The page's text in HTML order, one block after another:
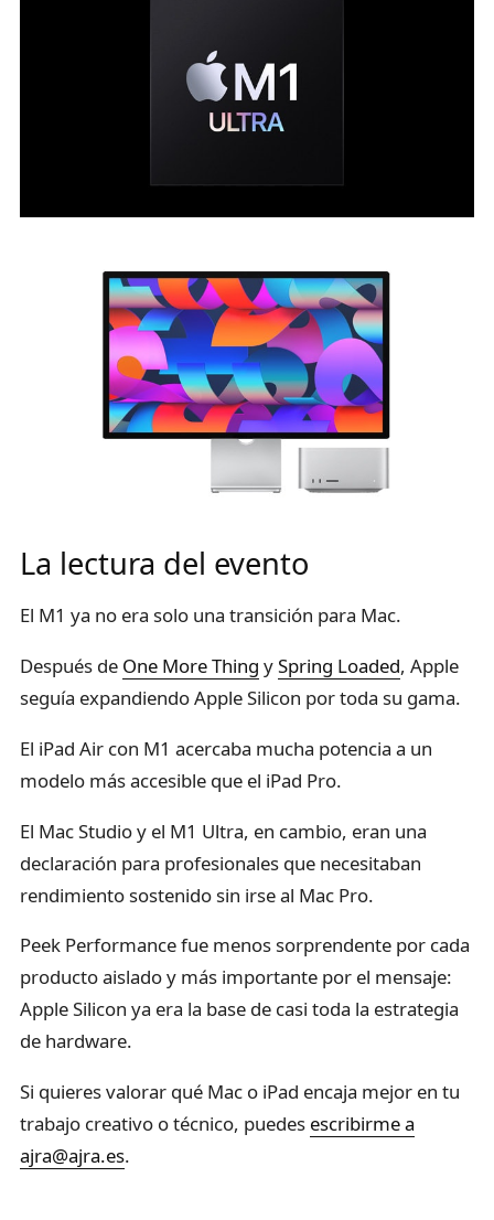
La lectura del evento
El M1 ya no era solo una transición para Mac.
Después de One More Thing ySpring Loaded, Apple
seguía expandiendo Apple Silicon por toda su gama.
El iPad Air con M1 acercaba mucha potencia a un
modelo más accesible que el iPad Pro.
El Mac Studio y el M1 Ultra, en cambio, eran una
declaración para profesionales que necesitaban
rendimiento sostenido sin irse al Mac Pro.
Peek Performance fue menos sorprendente por cada
producto aislado y más importante por el mensaje:
Apple Silicon ya era la base de casi toda la estrategia
de hardware.
Si quieres valorar qué Mac o iPad encaja mejor en tu
trabajo creativo o técnico, puedes escribirme a
ajra@ajra.es.